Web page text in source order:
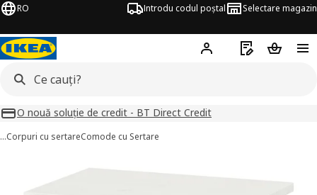
RO Introdu codul poștal Selectare magazin
Hej! Autentifică-te
Listă deCoșul de
O nouă soluție de credit - BT Direct Credit
…Corpuri cu sertareComode cu Sertare